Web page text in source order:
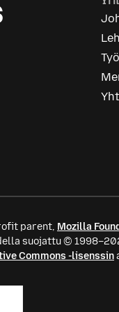
parent, Mozilla
suojattu ©
Commons -lisenssin